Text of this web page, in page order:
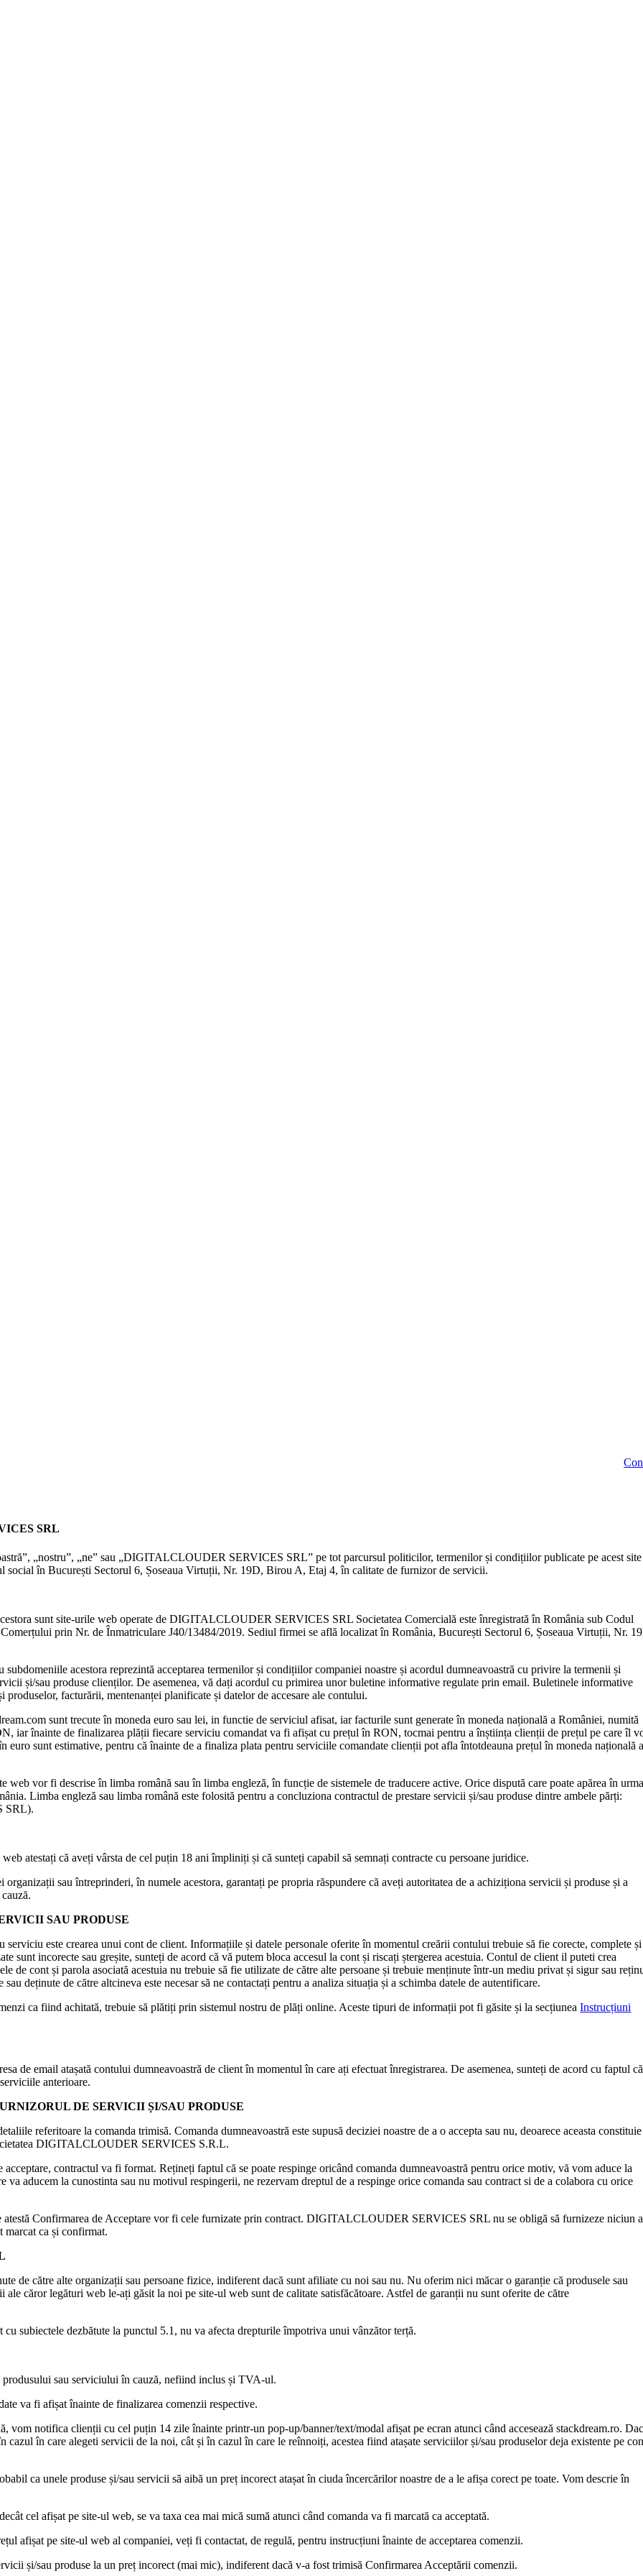
SRL
„nostru”, „ne” sau „DIGITALCLOUDER SERVICES SRL” pe tot parcursul politicilor, termenilor și condițiilor publicate pe acest site
în București Sectorul 6, Șoseaua Virtuții, Nr. 19D, Birou A, Etaj 4, în calitate de furnizor de servicii.
sunt site-urile web operate de DIGITALCLOUDER SERVICES SRL Societatea Comercială este înregistrată în România sub Codul
prin Nr. de Înmatriculare J40/13484/2019. Sediul firmei se află localizat în România, București Sectorul 6, Șoseaua Virtuții, Nr.
acestora reprezintă acceptarea termenilor și condițiilor companiei noastre și acordul dumneavoastră cu privire la termenii și
și/sau produse clienților. De asemenea, vă dați acordul cu primirea unor buletine informative regulate prin email. Buletinele informative
facturării, mentenanței planificate și datelor de accesare ale contului.
sunt trecute în moneda euro sau lei, in functie de serviciul afisat, iar facturile sunt generate în moneda națională a României, numită
iar înainte de finalizarea plății fiecare serviciu comandat va fi afișat cu prețul în RON, tocmai pentru a înștiința clienții de prețul pe care îl
euro sunt estimative, pentru că înainte de a finaliza plata pentru serviciile comandate clienții pot afla întotdeauna prețul în moneda națională
vor fi descrise în limba română sau în limba engleză, în funcție de sistemele de traducere active. Orice dispută care poate apărea în
Limba engleză sau limba română este folosită pentru a concluziona contractul de prestare servicii și/sau produse dintre ambele părți:
SRL).
atestați că aveți vârsta de cel puțin 18 ani împliniți și că sunteți capabil să semnați contracte cu persoane juridice.
sau întreprinderi, în numele acestora, garantați pe propria răspundere că aveți autoritatea de a achiziționa servicii și produse și a
SAU PRODUSE
serviciu este crearea unui cont de client. Informațiile și datele personale oferite în momentul creării contului trebuie să fie corecte, complete și
sunt incorecte sau greșite, sunteți de acord că vă putem bloca accesul la cont și riscați ștergerea acestuia. Contul de client il puteti crea
de cont și parola asociată acestuia nu trebuie să fie utilizate de către alte persoane și trebuie menținute într-un mediu privat și sigur sau
deținute de către altcineva este necesar să ne contactați pentru a analiza situația și a schimba datele de autentificare.
ca fiind achitată, trebuie să plătiți prin sistemul nostru de plăți online. Aceste tipuri de informații pot fi găsite și la secțiuneaInstrucțiuni
de email atașată contului dumneavoastră de client în momentul în care ați efectuat înregistrarea. De asemenea, sunteți de acord cu faptul că
anterioare.
DE SERVICII ȘI/SAU PRODUSE
referitoare la comanda trimisă. Comanda dumneavoastră este supusă deciziei noastre de a o accepta sau nu, deoarece aceasta
DIGITALCLOUDER SERVICES S.R.L.
contractul va fi format. Rețineți faptul că se poate respinge oricând comanda dumneavoastră pentru orice motiv, vă vom aduce la
aducem la cunostinta sau nu motivul respingerii, ne rezervam dreptul de a respinge orice comanda sau contract si de a colabora cu orice
Confirmarea de Acceptare vor fi cele furnizate prin contract. DIGITALCLOUDER SERVICES SRL nu se obligă să furnizeze niciun
marcat ca și confirmat.
de către alte organizații sau persoane fizice, indiferent dacă sunt afiliate cu noi sau nu. Nu oferim nici măcar o garanție că produsele sau
căror legături web le-ați găsit la noi pe site-ul web sunt de calitate satisfăcătoare. Astfel de garanții nu sunt oferite de către
subiectele dezbătute la punctul 5.1, nu va afecta drepturile împotriva unui vânzător terță.
sau serviciului în cauză, nefiind inclus și TVA-ul.
va fi afișat înainte de finalizarea comenzii respective.
vom notifica clienții cu cel puțin 14 zile înainte printr-un pop-up/banner/text/modal afișat pe ecran atunci când accesează stackdream.ro.
în care alegeti servicii de la noi, cât și în cazul în care le reînnoiți, acestea fiind atașate serviciilor și/sau produselor deja existente pe
ca unele produse și/sau servicii să aibă un preț incorect atașat în ciuda încercărilor noastre de a le afișa corect pe toate. Vom descrie în
cel afișat pe site-ul web, se va taxa cea mai mică sumă atunci când comanda va fi marcată ca acceptată.
afișat pe site-ul web al companiei, veți fi contactat, de regulă, pentru instrucțiuni înainte de acceptarea comenzii.
și/sau produse la un preț incorect (mai mic), indiferent dacă v-a fost trimisă Confirmarea Acceptării comenzii.